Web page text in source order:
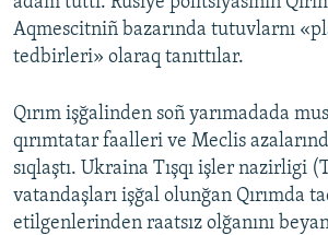
Aqmescitniñ bazarında tutuvlarnı
tedbirleri» olaraq tanıttılar.
Qırım işğalinden soñ yarımadada
qırımtatar faalleri ve Meclis
sıqlaştı. Ukraina Tışqı işler nazirligi
vatandaşları işğal olunğan Qırımda
etilgenlerinden raatsız olğanını